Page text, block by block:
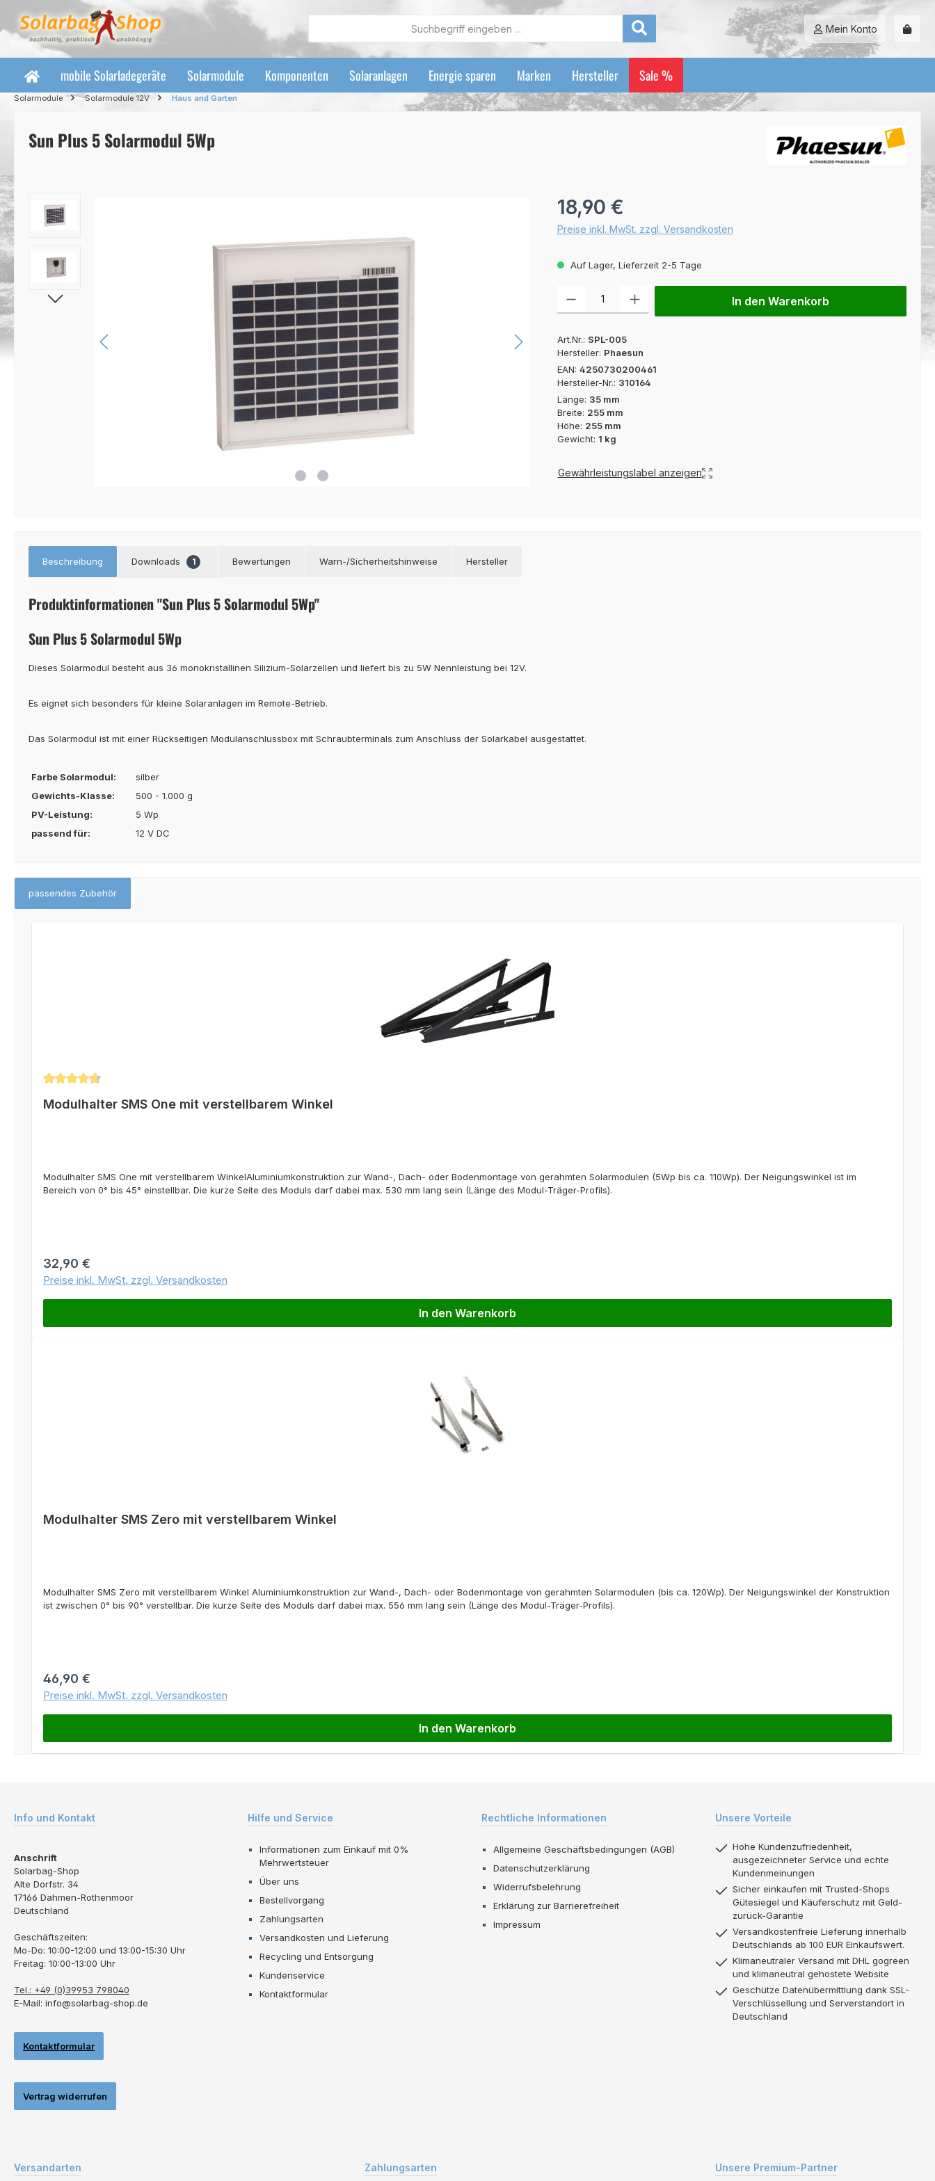
Hauptinhalt springen
Zur Suche springen
Zur Hauptnavigation springen
Mein Konto
mobile Solarladegeräte Solarmodule Komponenten Solaranlagen Energie sparen Marken Hersteller Sale %
Solarmodule Solarmodule 12V Haus and Garten
Sun Plus 5 Solarmodul 5Wp
Regulärer Preis:
18,90 €
Preise inkl. MwSt. zzgl. Versandkosten
Auf Lager, Lieferzeit 2-5 Tage
Produkt Anzahl: Gib den gewünschten Wert ein oder benutze die Schaltflächen
In den Warenkorb
Art.Nr.: SPL-005
Hersteller: Phaesun
EAN: 4250730200461
Hersteller-Nr.: 310164
Länge: 35 mm
Breite: 255 mm
Höhe: 255 mm
Gewicht: 1 kg
Gewährleistungslabel anzeigen
Beschreibung Downloads 1 Bewertungen Warn-/Sicherheitshinweise Hersteller
Produktinformationen "Sun Plus 5 Solarmodul 5Wp"
Sun Plus 5 Solarmodul 5Wp
Dieses Solarmodul besteht aus 36 monokristallinen Silizium-Solarzellen und liefert bis zu 5W Nennleistung bei 12V.
Es eignet sich besonders für kleine Solaranlagen im Remote-Betrieb.
Das Solarmodul ist mit einer Rückseitigen Modulanschlussbox mit Schraubterminals zum Anschluss der Solarkabel ausgestattet.
Farbe Solarmodul:
silber
Gewichts-Klasse:
500 - 1.000 g
PV-Leistung:
5 Wp
passend für:
12 V DC
passendes Zubehör
Modulhalter SMS One mit verstellbarem Winkel
Modulhalter SMS One mit verstellbarem WinkelAluminiumkonstruktion zur Wand-, Dach- oder Bodenmontage von gerahmten Solarmodulen (5Wp bis ca. 110Wp). Der Neigungswinkel ist im
Bereich von 0° bis 45° einstellbar. Die kurze Seite des Moduls darf dabei max. 530 mm lang sein (Länge des Modul-Träger-Profils).
Regulärer Preis:
32,90 €
Preise inkl. MwSt. zzgl. Versandkosten
In den Warenkorb
Modulhalter SMS Zero mit verstellbarem Winkel
Modulhalter SMS Zero mit verstellbarem Winkel Aluminiumkonstruktion zur Wand-, Dach- oder Bodenmontage von gerahmten Solarmodulen (bis ca. 120Wp). Der Neigungswinkel der Konstruktion
ist zwischen 0° bis 90° verstellbar. Die kurze Seite des Moduls darf dabei max. 556 mm lang sein (Länge des Modul-Träger-Profils).
Regulärer Preis:
46,90 €
Preise inkl. MwSt. zzgl. Versandkosten
In den Warenkorb
Info und Kontakt
Anschrift
Solarbag-Shop
Alte Dorfstr. 34
17166 Dahmen-Rothenmoor
Deutschland
Geschäftszeiten:
Mo-Do: 10:00-12:00 und 13:00-15:30 Uhr
Freitag: 10:00-13:00 Uhr
Tel.: +49 (0)39953 798040
E-Mail: info@solarbag-shop.de
Kontaktformular
Vertrag widerrufen
Hilfe und Service
Informationen zum Einkauf mit 0%
Mehrwertsteuer
Über uns
Bestellvorgang
Zahlungsarten
Versandkosten und Lieferung
Recycling und Entsorgung
Kundenservice
Kontaktformular
Rechtliche Informationen
Allgemeine Geschäftsbedingungen (AGB)
Datenschutzerklärung
Widerrufsbelehrung
Erklärung zur Barrierefreiheit
Impressum
Unsere Vorteile
Hohe Kundenzufriedenheit,
ausgezeichneter Service und echte
Kundenmeinungen
Sicher einkaufen mit Trusted-Shops
Gütesiegel und Käuferschutz mit Geld-
zurück-Garantie
Versandkostenfreie Lieferung innerhalb
Deutschlands ab 100 EUR Einkaufswert.
Klimaneutraler Versand mit DHL gogreen
und klimaneutral gehostete Website
Geschütze Datenübermittlung dank SSL-
Verschlüssellung und Serverstandort in
Deutschland
Versandarten Zahlungsarten Unsere Premium-Partner